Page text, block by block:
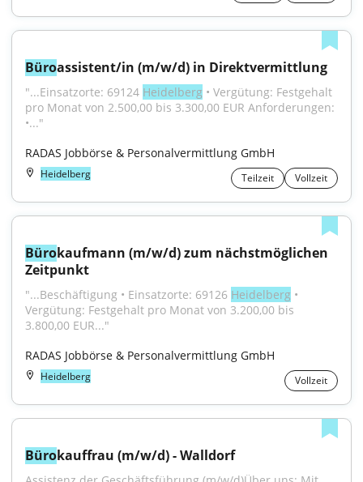
Büroassistent/in (m/w/d) in Direktvermittlung
"...Einsatzorte: 69124 Heidelberg • Vergütung: Festgehalt
pro Monat von 2.500,00 bis 3.300,00 EUR Anforderungen:
•..."
RADAS Jobbörse & Personalvermittlung GmbH
Heidelberg Teilzeit Vollzeit
Bürokaufmann (m/w/d) zum nächstmöglichen
Zeitpunkt
"...Beschäftigung • Einsatzorte: 69126 Heidelberg •
Vergütung: Festgehalt pro Monat von 3.200,00 bis
3.800,00 EUR..."
RADAS Jobbörse & Personalvermittlung GmbH
Heidelberg Vollzeit
Bürokauffrau (m/w/d) - Walldorf